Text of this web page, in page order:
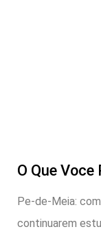
O Que
Pe-de-Meia:
continuarem